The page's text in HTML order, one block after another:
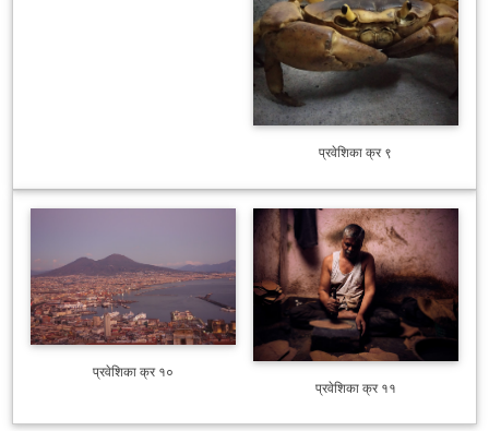
प्रवेशिका क्र ९
प्रवेशिका क्र १०
प्रवेशिका क्र ११